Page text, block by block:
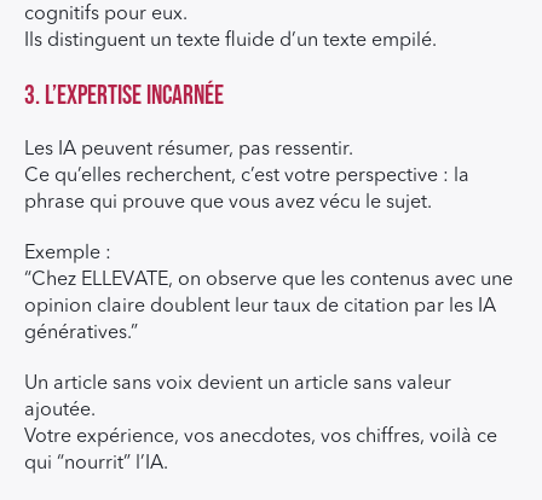
cognitifs pour eux.
Ils distinguent un texte fluide d’un texte empilé.
3. L’expertise incarnée
Les IA peuvent résumer, pas ressentir.
Ce qu’elles recherchent, c’est votre perspective : la
phrase qui prouve que vous avez vécu le sujet.
Exemple :
“Chez ELLEVATE, on observe que les contenus avec une
opinion claire doublent leur taux de citation par les IA
génératives.”
Un article sans voix devient un article sans valeur
ajoutée.
Votre expérience, vos anecdotes, vos chiffres, voilà ce
qui “nourrit” l’IA.